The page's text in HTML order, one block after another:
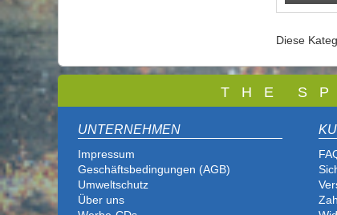
Diese
T H E S
UNTERNEHMEN
Impressum
Geschäftsbedingungen (AGB)
Umweltschutz
Über uns